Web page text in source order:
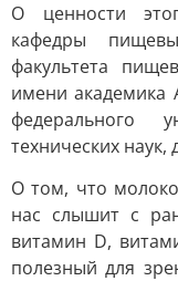
О ценности
кафедры
факультета
имени академика
федерального
технических наук,
О том, что
нас слышит с
витамин D,
полезный для